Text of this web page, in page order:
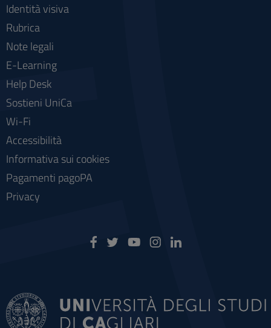
Identità visiva
Rubrica
Note legali
E-Learning
Help Desk
Sostieni UniCa
Wi-Fi
Accessibilità
Informativa sui cookies
Pagamenti pagoPA
Privacy